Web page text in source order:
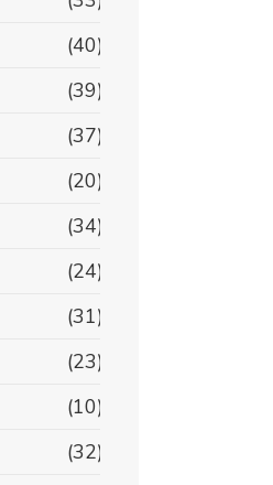
(40)
(39)
(37)
(20)
(34)
(24)
(31)
(23)
(10)
(32)